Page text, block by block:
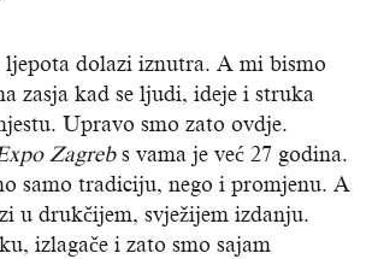
ljepota dolazi iznutra. A mi bismo
zasja kad se ljudi, ideje i struka
Upravo smo zato ovdje.
Zagrebs vama je već 27 godina.
samo tradiciju, nego i promjenu. A
u drukčijem, svježijem izdanju.
izlagače i zato smo sajam